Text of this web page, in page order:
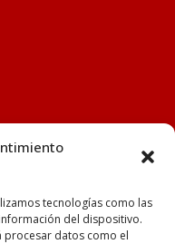
tecnologías como las
del dispositivo.
procesar datos como el